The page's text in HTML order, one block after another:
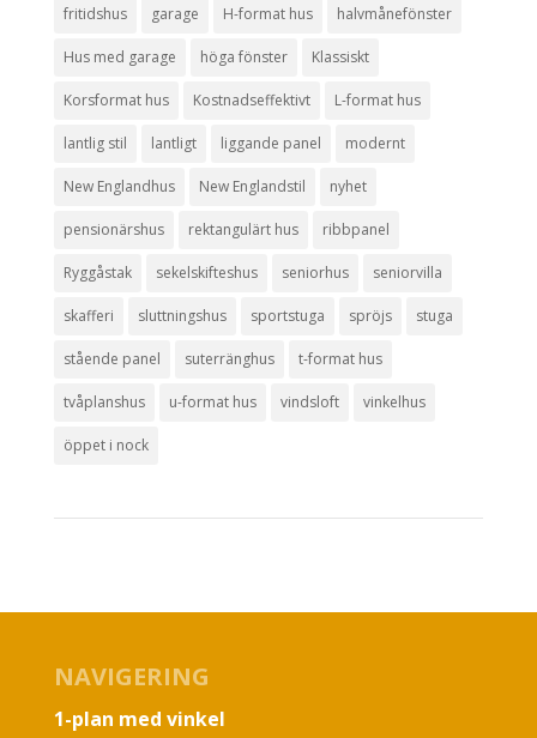
fritidshus garage H-format hus halvmånefönster
Hus med garage höga fönster Klassiskt
Korsformat hus Kostnadseffektivt L-format hus
lantlig stil lantligt liggande panel modernt
New Englandhus New Englandstil nyhet
pensionärshus rektangulärt hus ribbpanel
Ryggåstak sekelskifteshus seniorhus seniorvilla
skafferi sluttningshus sportstuga spröjs stuga
stående panel suterränghus t-format hus
tvåplanshus u-format hus vindsloft vinkelhus
öppet i nock
NAVIGERING
1-plan med vinkel